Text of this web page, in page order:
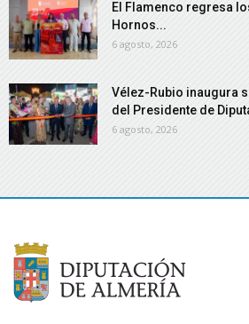
El Flamenco regresa
Hornos...
6 agosto, 2026
Vélez-Rubio inaugura
del Presidente de
6 agosto, 2026